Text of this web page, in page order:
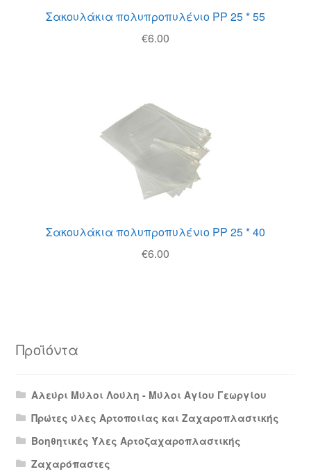
Σακουλάκια πολυπροπυλένιο PP 25 * 55
€6.00
Σακουλάκια πολυπροπυλένιο PP 25 * 40
€6.00
Προϊόντα
Αλεύρι Μύλοι Λούλη - Μύλοι Αγίου Γεωργίου
Πρώτες ύλες Αρτοποιίας και Ζαχαροπλαστικής
Βοηθητικές Ύλες Αρτοζαχαροπλαστικής
Ζαχαρόπαστες